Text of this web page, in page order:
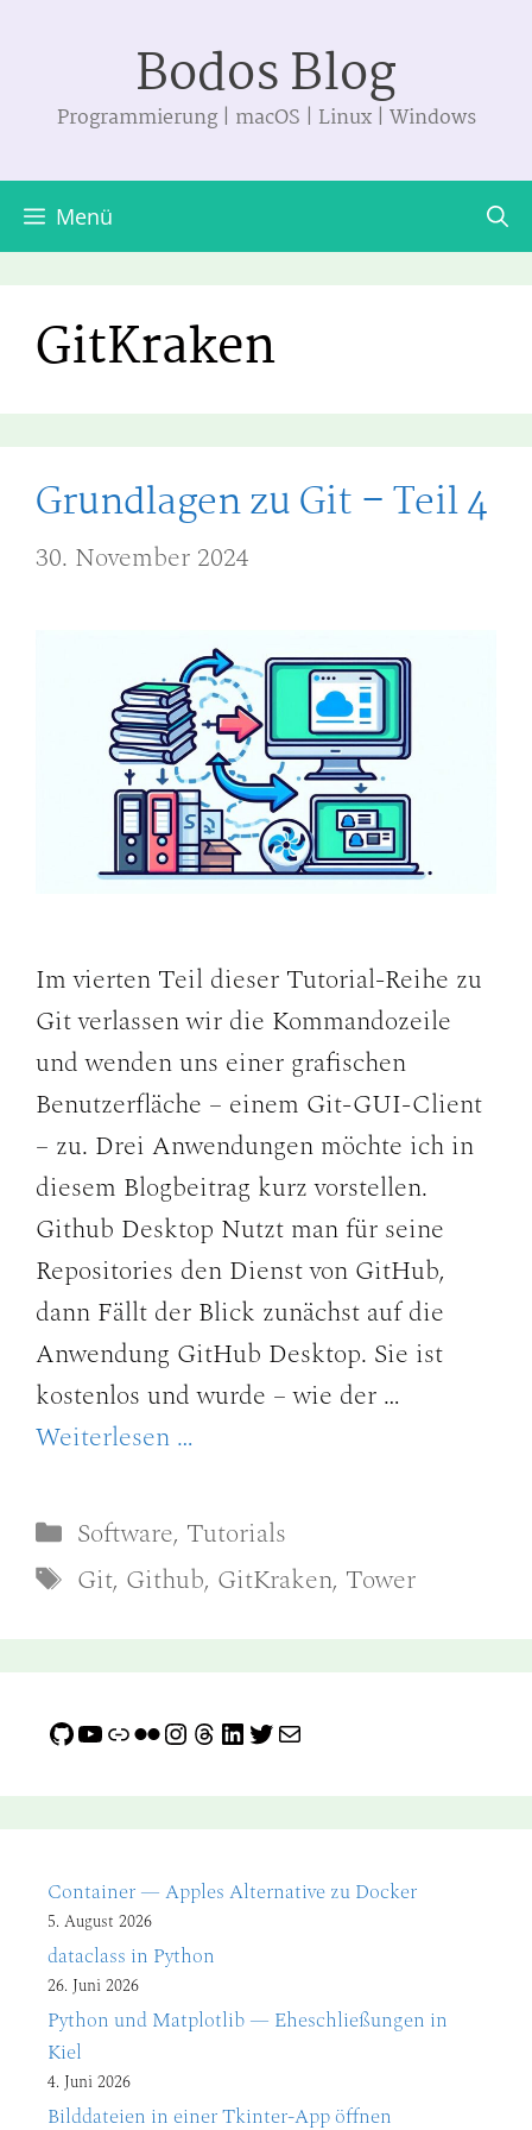
springen
Bodos Blog
Programmierung | macOS | Linux | Windows
Menü
GitKraken
Grundlagen zu Git – Teil 4
30. November 2024
Im vierten Teil dieser Tutorial-Reihe zu
Git verlassen wir die Kommandozeile
und wenden uns einer grafischen
Benutzerfläche – einem Git-GUI-Client
– zu. Drei Anwendungen möchte ich in
diesem Blogbeitrag kurz vorstellen.
Github Desktop Nutzt man für seine
Repositories den Dienst von GitHub,
dann Fällt der Blick zunächst auf die
Anwendung GitHub Desktop. Sie ist
kostenlos und wurde – wie der …
Weiterlesen …
Kategorien
Software, Tutorials
Schlagwörter
Git, Github, GitKraken, Tower
GitHub
YouTube
LinkFlickr
Instagram
Threads
LinkedIn
Twitter
E-Mail
Container — Apples Alternative zu Docker
5. August 2026
dataclass in Python
26. Juni 2026
Python und Matplotlib — Eheschließungen in
Kiel
4. Juni 2026
Bilddateien in einer Tkinter-App öffnen